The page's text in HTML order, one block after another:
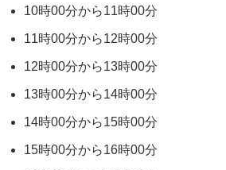
10時00分から11時00分
11時00分から12時00分
12時00分から13時00分
13時00分から14時00分
14時00分から15時00分
15時00分から16時00分